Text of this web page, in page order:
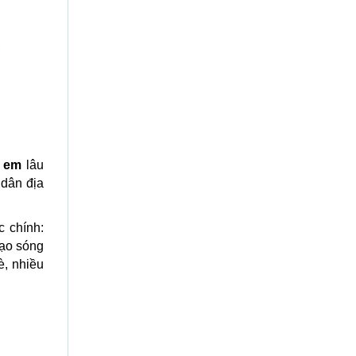
lâu
địa
chính:
sóng
nhiều